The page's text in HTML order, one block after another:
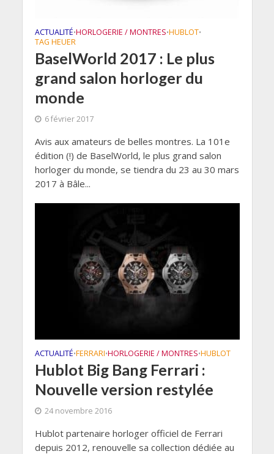
ACTUALITÉ•HORLOGERIE / MONTRES•HUBLOT•
TAG HEUER
BaselWorld 2017 : Le plus
grand salon horloger du
monde
6 février 2017
Avis aux amateurs de belles montres. La 101e
édition (!) de BaselWorld, le plus grand salon
horloger du monde, se tiendra du 23 au 30 mars
2017 à Bâle...
ACTUALITÉ•FERRARI•HORLOGERIE / MONTRES•HUBLOT
Hublot Big Bang Ferrari :
Nouvelle version restylée
24 novembre 2016
Hublot partenaire horloger officiel de Ferrari
depuis 2012, renouvelle sa collection dédiée au